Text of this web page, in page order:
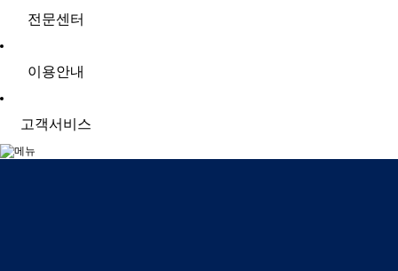
전문센터
이용안내
고객서비스